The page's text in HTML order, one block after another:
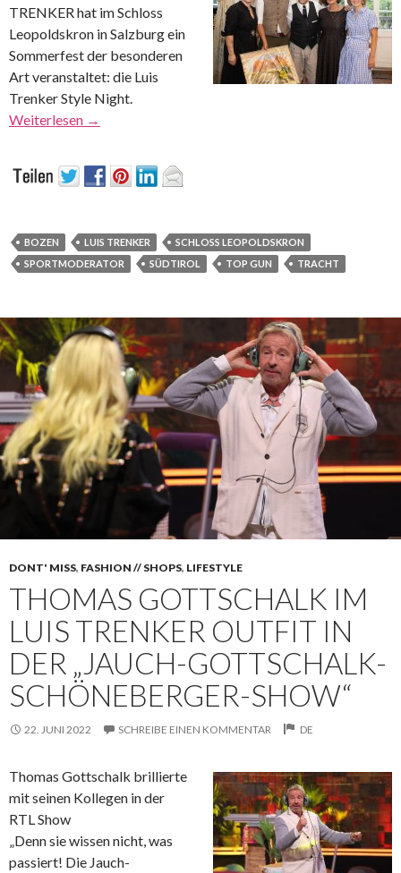
TRENKER hat im Schloss
Leopoldskron in Salzburg ein
Sommerfest der besonderen
Art veranstaltet: die Luis
Trenker Style Night.
Weiterlesen →
BOZEN LUIS TRENKER
SCHLOSS LEOPOLDSKRON
SPORTMODERATOR
SÜDTIROL TOP GUN TRACHT
DONT' MISS, FASHION // SHOPS, LIFESTYLE
THOMAS GOTTSCHALK IM
LUIS TRENKER OUTFIT IN
DER „JAUCH-GOTTSCHALK-
SCHÖNEBERGER-SHOW“
22. JUNI 2022 SCHREIBE EINEN KOMMENTAR DE
Thomas Gottschalk brillierte
mit seinen Kollegen in der
RTL Show
„Denn sie wissen nicht, was
passiert! Die Jauch-